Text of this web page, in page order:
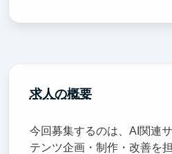
求人の概要
今回募集するのは、AI関連
テンツ企画・制作・改善を